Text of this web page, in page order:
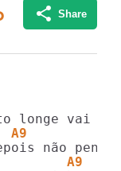
Share
A9